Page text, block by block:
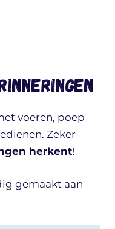
voeren, poep
Zeker
herkent!
gemaakt aan